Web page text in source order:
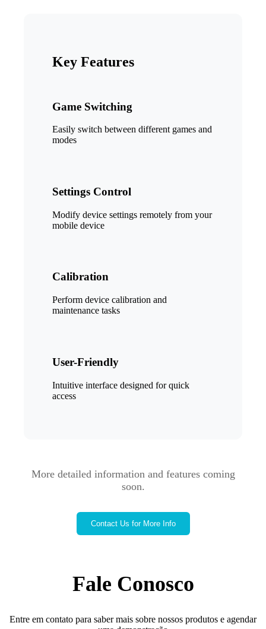
Key Features
Game Switching
Easily switch between different games and
modes
Settings Control
Modify device settings remotely from your
mobile device
Calibration
Perform device calibration and
maintenance tasks
User-Friendly
Intuitive interface designed for quick
access
More detailed information and features coming
soon.
Contact Us for More Info
Fale Conosco
Entre em contato para saber mais sobre nossos produtos e agendar